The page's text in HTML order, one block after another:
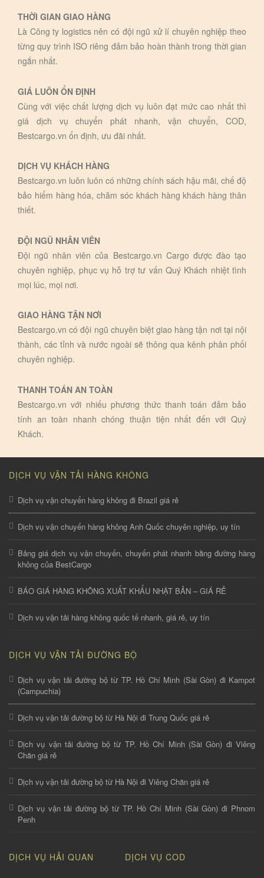
THỜI GIAN GIAO HÀNG
Là Công ty logistics nên có đội ngũ xử lí chuyên nghiệp theo
từng quy trình ISO riêng đảm bảo hoàn thành trong thời gian
ngắn nhất.
GIÁ LUÔN ỔN ĐỊNH
Cùng với việc chất lượng dịch vụ luôn đạt mức cao nhất thì
giá dịch vụ chuyển phát nhanh, vận chuyển, COD,
Bestcargo.vn ổn định, ưu đãi nhất.
DỊCH VỤ KHÁCH HÀNG
Bestcargo.vn luôn luôn có những chính sách hậu mãi, chế độ
bảo hiểm hàng hóa, chăm sóc khách hàng khách hàng thân
thiết.
ĐỘI NGŨ NHÂN VIÊN
Đội ngũ nhân viên của Bestcargo.vn Cargo được đào tạo
chuyên nghiệp, phục vụ hỗ trợ tư vấn Quý Khách nhiệt tình
mọi lúc, mọi nơi.
GIAO HÀNG TẬN NƠI
Bestcargo.vn có đội ngũ chuyên biệt giao hàng tận nơi tại nội
thành, các tỉnh và nước ngoài sẽ thông qua kênh phân phối
chuyên nghiệp.
THANH TOÁN AN TOÀN
Bestcargo.vn với nhiếu phương thức thanh toán đảm bảo
tính an toàn nhanh chóng thuận tiện nhất đến với Quý
Khách.
DỊCH VỤ VẬN TẢI HÀNG KHÔNG
Dịch vụ vận chuyển hàng không đi Brazil giá rẻ
Dịch vụ vận chuyển hàng không Anh Quốc chuyên nghiệp, uy tín
Bảng giá dịch vụ vận chuyển, chuyển phát nhanh bằng đường hàng
không của BestCargo
BÁO GIÁ HÀNG KHÔNG XUẤT KHẨU NHẬT BẢN – GIÁ RẺ
Dịch vụ vận tải hàng không quốc tế nhanh, giá rẻ, uy tín
DỊCH VỤ VẬN TẢI ĐƯỜNG BỘ
Dịch vụ vận tải đường bộ từ TP. Hồ Chí Minh (Sài Gòn) đi Kampot
(Campuchia)
Dịch vụ vận tải đường bộ từ Hà Nội đi Trung Quốc giá rẻ
Dịch vụ vận tải đường bộ từ TP. Hồ Chí Minh (Sài Gòn) đi Viêng
Chăn giá rẻ
Dịch vụ vận tải đường bộ từ Hà Nội đi Viêng Chăn giá rẻ
Dịch vụ vận tải đường bộ từ TP. Hồ Chí Minh (Sài Gòn) đi Phnom
Penh
DỊCH VỤ HẢI QUAN DỊCH VỤ COD